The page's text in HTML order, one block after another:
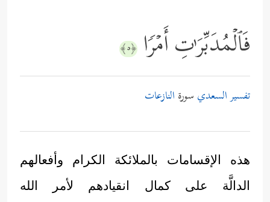
فَٱلۡمُدَبِّرَ ٰ⁠تِ أَمۡرࣰا ﴿٥﴾
تفسير السعدي سورة النازعات
هذه الإقسامات بالملائكة الكرام وأفعالهم
الدالَّة على كمال انقيادهم لأمر الله